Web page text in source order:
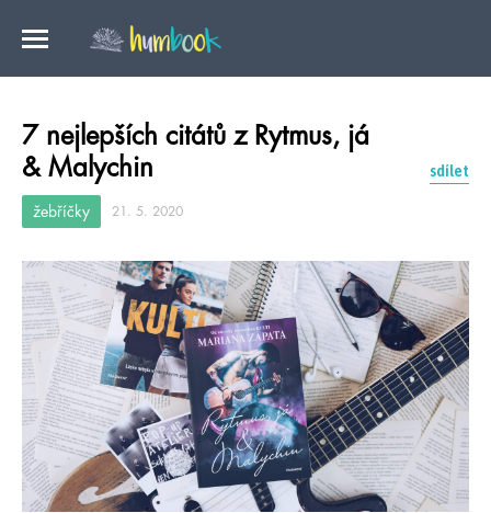
7 nejlepších citátů z Rytmus, já
& Malychin
sdílet
žebříčky 21. 5. 2020